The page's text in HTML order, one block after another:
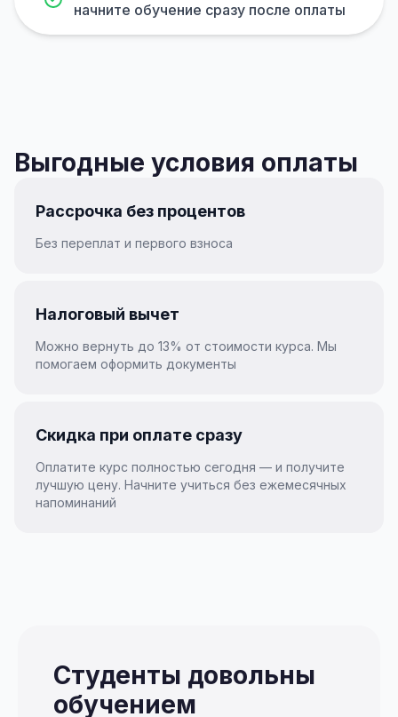
начните обучение сразу после оплаты
Выгодные условия оплаты
Рассрочка без процентов
Без переплат и первого взноса
Налоговый вычет
Можно вернуть до 13% от стоимости курса. Мы
помогаем оформить документы
Скидка при оплате сразу
Оплатите курс полностью сегодня — и получите
лучшую цену. Начните учиться без ежемесячных
напоминаний
Студенты довольны
обучением